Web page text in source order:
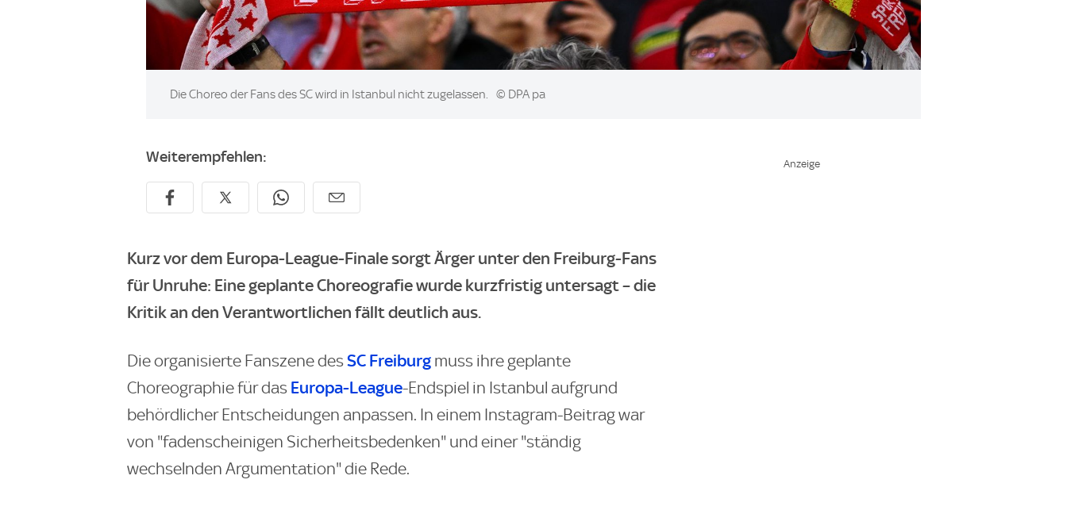
Image:
Die Choreo der Fans des SC wird in Istanbul nicht zugelassen. © DPA pa
Weiterempfehlen:
Kurz vor dem Europa-League-Finale sorgt Ärger unter den Freiburg-Fans
für Unruhe: Eine geplante Choreografie wurde kurzfristig untersagt – die
Kritik an den Verantwortlichen fällt deutlich aus.
Die organisierte Fanszene des SC Freiburg muss ihre geplante
Choreographie für das Europa-League-Endspiel in Istanbul aufgrund
behördlicher Entscheidungen anpassen. In einem Instagram-Beitrag war
von "fadenscheinigen Sicherheitsbedenken" und einer "ständig
wechselnden Argumentation" die Rede.